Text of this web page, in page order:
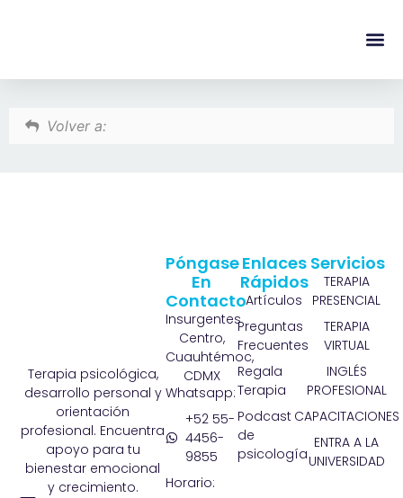
Volver a:
Terapia psicológica,
desarrollo personal y
orientación
profesional. Encuentra
apoyo para tu
bienestar emocional
y crecimiento.
Servicios
TERAPIA
PRESENCIAL
TERAPIA
VIRTUAL
INGLÉS
PROFESIONAL
CAPACITACIONES
ENTRA A LA
UNIVERSIDAD
Enlaces
Rápidos
Artículos
Preguntas
Frecuentes
Regala
Terapia
Podcast
de
psicología
Póngase
En
Contacto
Insurgentes
Centro,
Cuauhtémoc,
CDMX
Whatsapp:
+52 55-
4456-
9855
Horario: